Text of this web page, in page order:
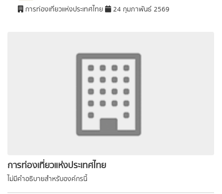
การท่องเที่ยวแห่งประเทศไทย
ไม่มีคำอธิบายสำหรับองค์กรนี้
การท่องเที่ยวแห่งประเทศไทย 24 กุมภาพันธ์ 2569